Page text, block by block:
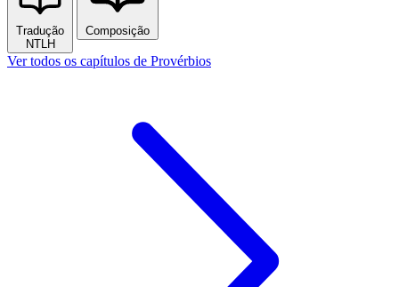
Tradução
NTLH
Composição
Ver todos os capítulos de Provérbios